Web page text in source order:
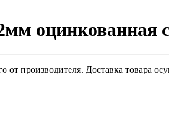
оцинкованная
производителя. Доставка товара